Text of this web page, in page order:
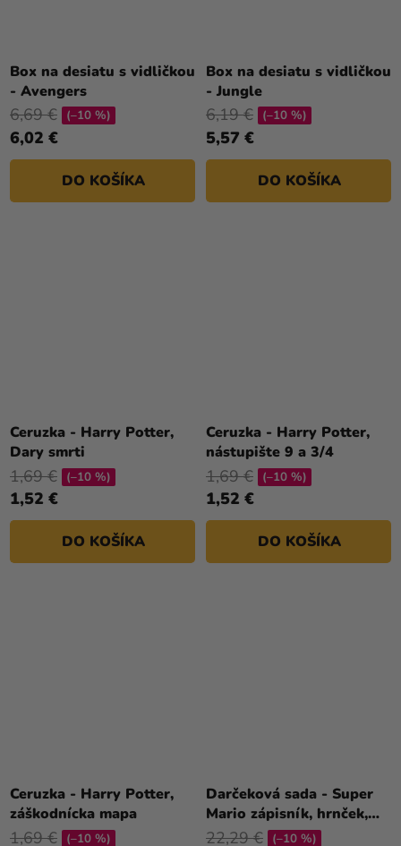
Box na desiatu s vidličkou
- Avengers
6,02 €
6,69 € (–10 %)
DO KOŠÍKA
Box na desiatu s vidličkou
- Jungle
5,57 €
6,19 € (–10 %)
DO KOŠÍKA
Ceruzka - Harry Potter,
Dary smrti
1,52 €
1,69 € (–10 %)
DO KOŠÍKA
Ceruzka - Harry Potter,
nástupište 9 a 3/4
1,52 €
1,69 € (–10 %)
DO KOŠÍKA
Ceruzka - Harry Potter,
záškodnícka mapa
1,69 € (–10 %)
Darčeková sada - Super
Mario zápisník, hrnček,
podtácka, kľúčenka
22,29 € (–10 %)